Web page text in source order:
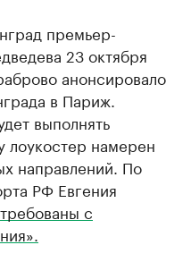
премьер-
23 октября
анонсировало
в Париж.
выполнять
лоукостер намерен
направлений. По
РФ Евгения
с